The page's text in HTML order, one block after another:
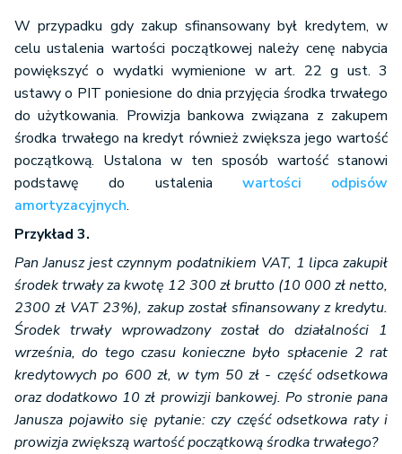
W przypadku gdy zakup sfinansowany był kredytem, w
celu ustalenia wartości początkowej należy cenę nabycia
powiększyć o wydatki wymienione w art. 22 g ust. 3
ustawy o PIT poniesione do dnia przyjęcia środka trwałego
do użytkowania. Prowizja bankowa związana z zakupem
środka trwałego na kredyt również zwiększa jego wartość
początkową. Ustalona w ten sposób wartość stanowi
podstawę do ustalenia wartości odpisów
amortyzacyjnych.
Przykład 3.
Pan Janusz jest czynnym podatnikiem VAT, 1 lipca zakupił
środek trwały za kwotę 12 300 zł brutto (10 000 zł netto,
2300 zł VAT 23%), zakup został sfinansowany z kredytu.
Środek trwały wprowadzony został do działalności 1
września, do tego czasu konieczne było spłacenie 2 rat
kredytowych po 600 zł, w tym 50 zł - część odsetkowa
oraz dodatkowo 10 zł prowizji bankowej. Po stronie pana
Janusza pojawiło się pytanie: czy część odsetkowa raty i
prowizja zwiększą wartość początkową środka trwałego?